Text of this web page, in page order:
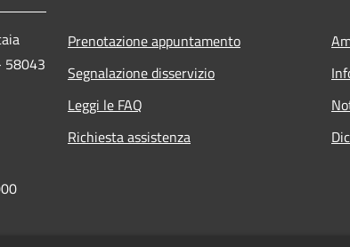
58043
Prenotazione appuntamento
Segnalazione disservizio
Leggi le FAQ
Richiesta assistenza